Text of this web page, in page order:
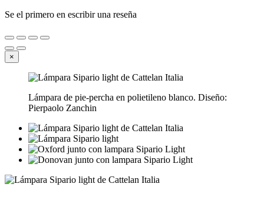
Se el primero en escribir una reseña
×
Lámpara de pie-percha en polietileno blanco. Diseño:
Pierpaolo Zanchin